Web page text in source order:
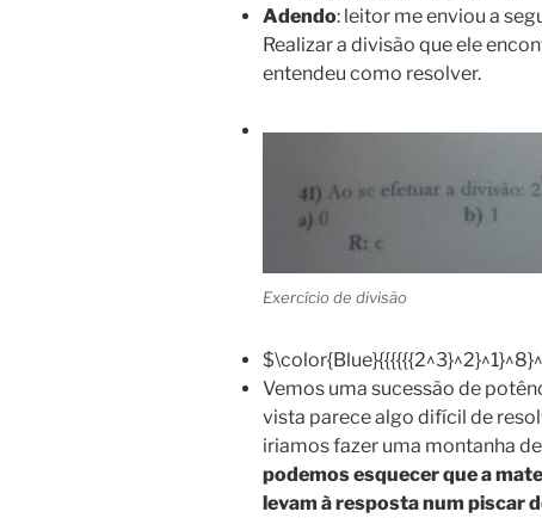
Adendo: leitor me enviou a
Realizar a divisão que ele
entendeu como resolver.
Exercício de divisão
Vemos uma sucessão de
vista parece algo difícil de
iriamos fazer uma montanha
podemos esquecer que a
levam à resposta num piscar